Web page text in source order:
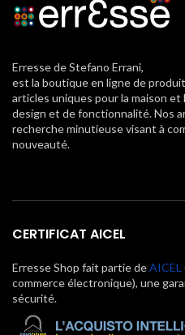
Erresse de Stefano Errani,
est la boutique en ligne de
articles uniques pour la maison
design et de fonctionnalité. Nos
recherche minutieuse visant à
nouveauté.
CERTIFICAT AICEL
Erresse Shop fait partie deAICEL
commerce électronique), une
sécurité.